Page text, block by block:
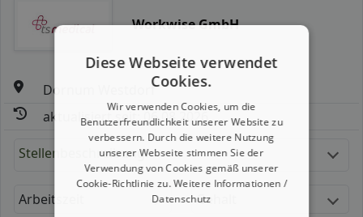
Workwise GmbH
Dornum Westdorf
aktualisiert seit: 06.08.2026
Stellenbeschreibung:
Arbeitszeit Gehalt
Diese Webseite verwendet
Cookies.
Wir verwenden Cookies, um die
Benutzerfreundlichkeit unserer Website zu
verbessern. Durch die weitere Nutzung
unserer Webseite stimmen Sie der
Verwendung von Cookies gemäß unserer
Cookie-Richtlinie zu.Weitere Informationen /
Datenschutz